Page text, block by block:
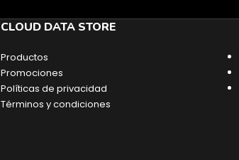
CLOUD DATA STORE
Productos
Promociones
Políticas de privacidad
Términos y condiciones